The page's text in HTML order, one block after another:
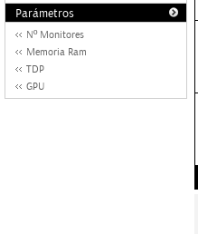
Parámetros
Nº Monitores
Memoria Ram
TDP
GPU